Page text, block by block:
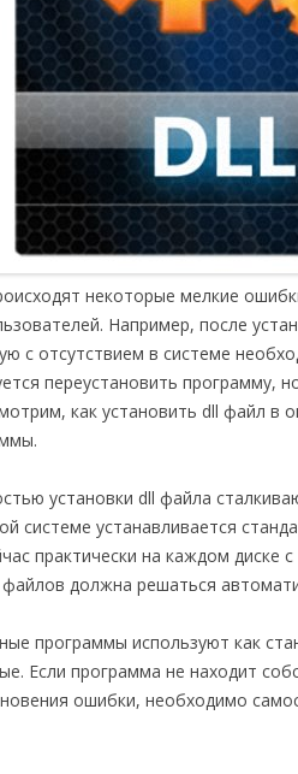
некоторые мелкие
Например, после
с отсутствием в системе
переустановить программу,
как установить dll файл в
установки dll файла
системе устанавливается
практически на каждом диске
должна решаться
программы используют как
Если программа не находит
ошибки, необходимо